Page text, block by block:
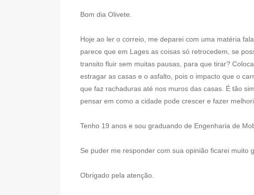
Bom dia Olivete.
Hoje ao ler o correio, me deparei com uma matéria
parece que em Lages as coisas só retrocedem, se
transito fluir sem muitas pausas, para que tirar?
estragar as casas e o asfalto, pois o impacto que o
que faz rachaduras até nos muros das casas. É tão
pensar em como a cidade pode crescer e fazer
Tenho 19 anos e sou graduando de Engenharia de
Se puder me responder com sua opinião ficarei muito
Obrigado pela atenção.